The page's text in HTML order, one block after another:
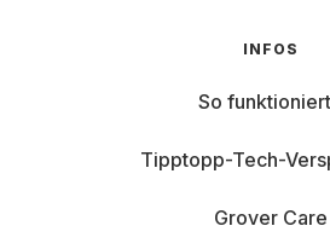
INFOS
So
Tipptopp-Tech-
Grover Care